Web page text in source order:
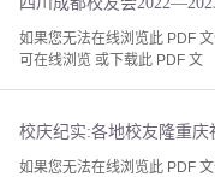
如果您无法在线浏览此 PDF
可在线浏览 或下载此 PDF 文
校庆纪实:各地校友隆重庆
如果您无法在线浏览此 PDF